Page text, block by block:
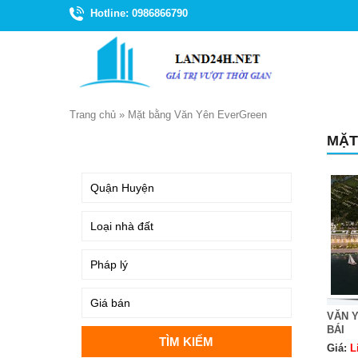
Hotline: 0986866790
Trang chủ » Mặt bằng Văn Yên EverGreen
VĂN
BÁI
Giá: